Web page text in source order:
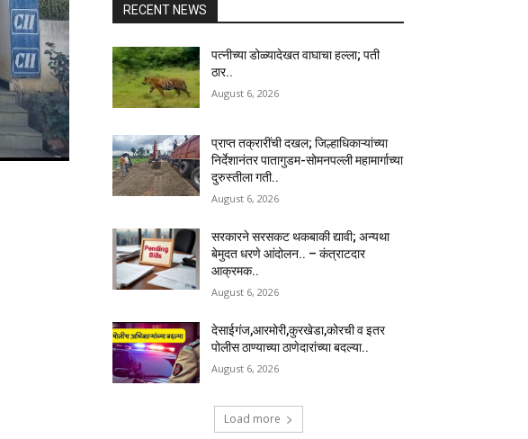
RECENT NEWS
पत्नीच्या डोळ्यादेखत वाघाचा हल्ला; पती
ठार..
August 6, 2026
प्राप्त तक्रारींची दखल; जिल्हाधिकाऱ्यांच्या
निर्देशानंतर पातागुडम-सोमनपल्ली महामार्गाच्या
दुरुस्तीला गती..
August 6, 2026
सरकारने सरसकट थकबाकी द्यावी; अन्यथा
बेमुदत धरणे आंदोलन.. – कंत्राटदार
आक्रमक..
August 6, 2026
देसाईगंज,आरमोरी,कुरखेडा,कोरची व इतर
पोलीस ठाण्याच्या ठाणेदारांच्या बदल्या..
August 6, 2026
Load more